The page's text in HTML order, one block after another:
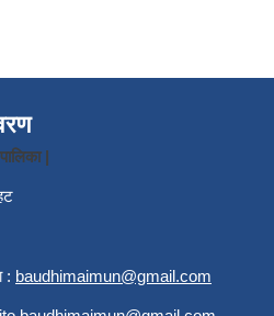
|
: baudhimaimun@gmail.com